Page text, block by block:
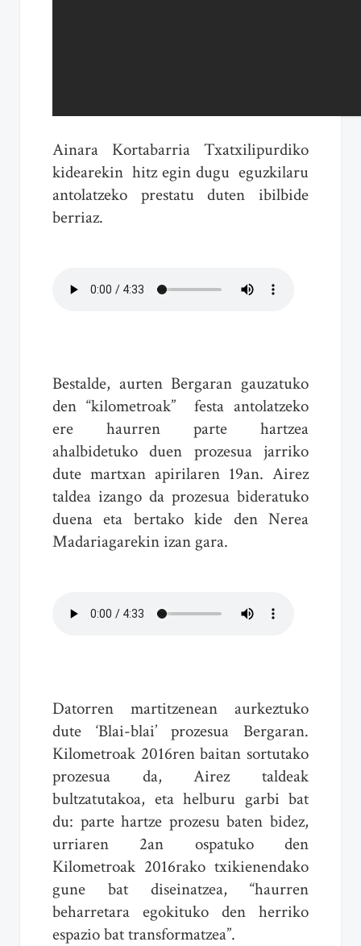
Ainara Kortabarria Txatxilipurdiko
kidearekin hitz egin dugu eguzkilaru
antolatzeko prestatu duten ibilbide
berriaz.
Bestalde, aurten Bergaran gauzatuko
den “kilometroak” festa antolatzeko
ere haurren parte hartzea
ahalbidetuko duen prozesua jarriko
dute martxan apirilaren 19an. Airez
taldea izango da prozesua bideratuko
duena eta bertako kide den Nerea
Madariagarekin izan gara.
Datorren martitzenean aurkeztuko
dute ‘Blai-blai’ prozesua Bergaran.
Kilometroak 2016ren baitan sortutako
prozesua da, Airez taldeak
bultzatutakoa, eta helburu garbi bat
du: parte hartze prozesu baten bidez,
urriaren 2an ospatuko den
Kilometroak 2016rako txikienendako
gune bat diseinatzea, “haurren
beharretara egokituko den herriko
espazio bat transformatzea”.